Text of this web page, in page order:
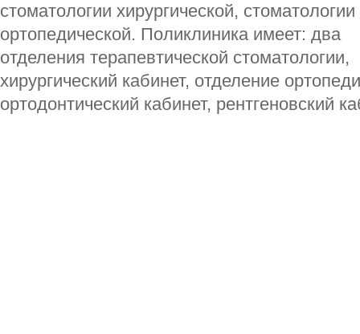
стоматологии хирургической, стоматологии
ортопедической. Поликлиника имеет: два
отделения терапевтической стоматологии,
хирургический кабинет, отделение
ортодонтический кабинет, рентгеновский